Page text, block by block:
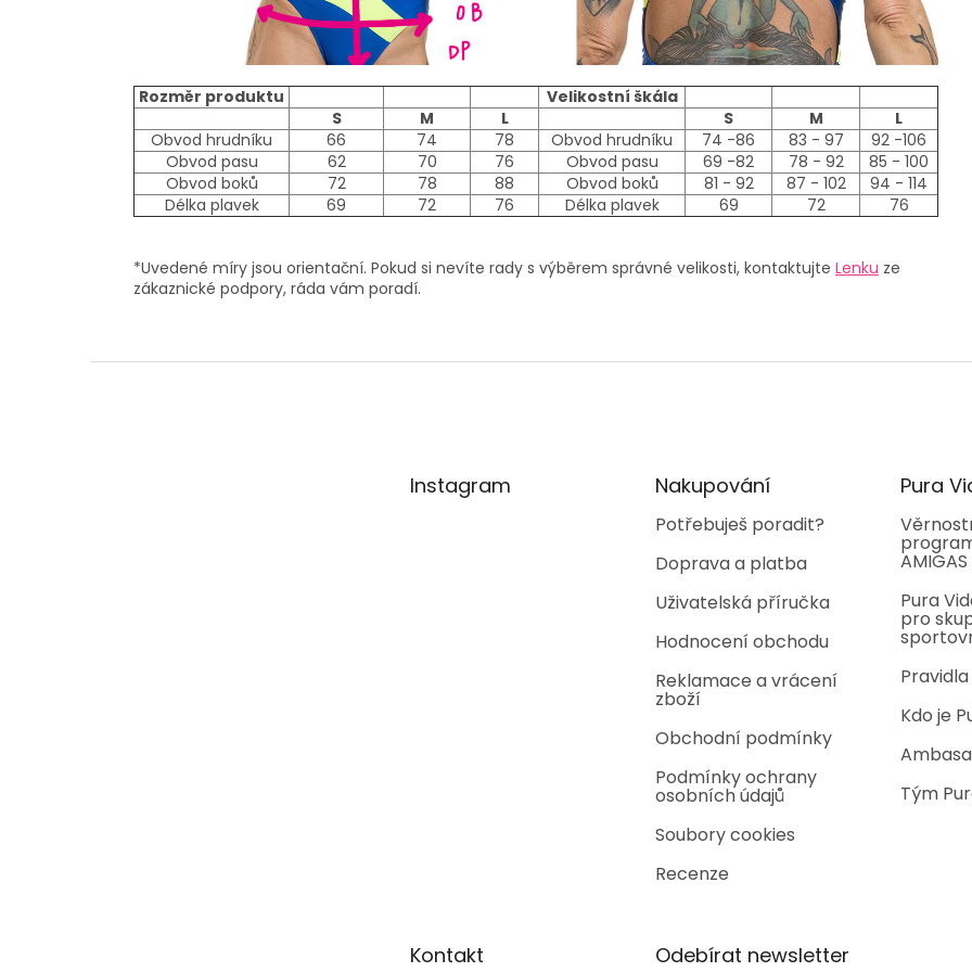
Rozměr produktu
Velikostní škála
S
M L S M
L
Obvod hrudníku
66 74 78 Obvod hrudníku 74 -86 83 - 97
92 -106
Obvod pasu
62 70 76 Obvod pasu 69 -82 78 - 92
85 - 100
Obvod boků
72 78 88 Obvod boků 81 - 92 87 - 102
94 - 114
Délka plavek
69 72 76 Délka plavek 69 72 76
*Uvedené míry jsou orientační. Pokud si nevíte rady s výběrem správné velikosti, kontaktujte Lenku ze
zákaznické podpory, ráda vám poradí.
Instagram Nakupování
Potřebuješ poradit?
Doprava a platba
Uživatelská příručka
Hodnocení obchodu
Reklamace a vrácení
zboží
Obchodní podmínky
Podmínky ochrany
osobních údajů
Soubory cookies
Recenze
Pura
AMIGAS
Pura
pro
Kdo je
Tým
Kontakt Odebírat newsletter